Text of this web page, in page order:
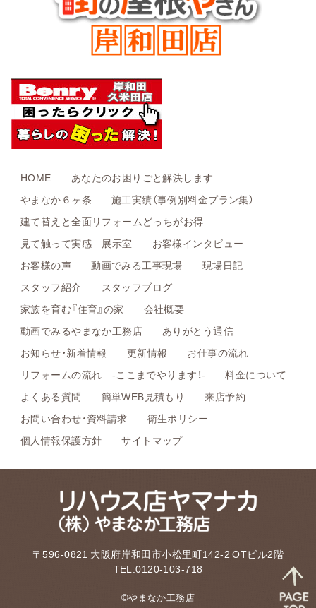
HOME
あなたのお困りごと解決します
やまなか６ヶ条
施工実績（事例別料金プラン集）
建て替えと全面リフォームどっちがお得
見て触って実感 展示室
お客様インタビュー
お客様の声
動画でみる工事現場
現場日記
スタッフ紹介
スタッフブログ
家族を育む『住育』の家
会社概要
動画でみるやまなか工務店
ありがとう通信
お知らせ・新着情報
更新情報
お仕事の流れ
リフォームの流れ -ここまでやります！-
料金について
よくある質問
簡単WEB見積もり
来店予約
お問い合わせ・資料請求
衛生ポリシー
個人情報保護方針
サイトマップ
〒596-0821 大阪府岸和田市小松里町142-2 OTビル2階
TEL.0120-103-718
©やまなか工務店